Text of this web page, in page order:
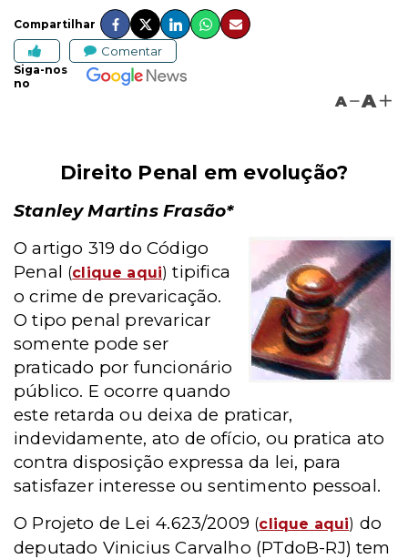
Compartilhar
Comentar
Siga-nos
no
A A
Direito Penal em evolução?
Stanley Martins Frasão*
O artigo 319 do Código
Penal (clique aqui) tipifica
o crime de prevaricação.
O tipo penal prevaricar
somente pode ser
praticado por funcionário
público. E ocorre quando
este retarda ou deixa de praticar,
indevidamente, ato de ofício, ou pratica ato
contra disposição expressa da lei, para
satisfazer interesse ou sentimento pessoal.
O Projeto de Lei 4.623/2009 (clique aqui) do
deputado Vinicius Carvalho (PTdoB-RJ) tem